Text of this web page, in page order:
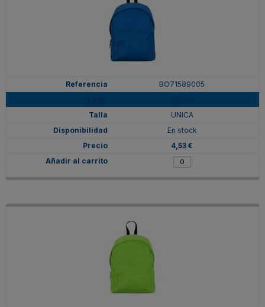
BO71589005
UNICA
En stock
4,53 €